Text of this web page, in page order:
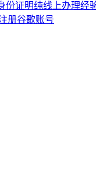
份证明纯线上办理经
册谷歌账号